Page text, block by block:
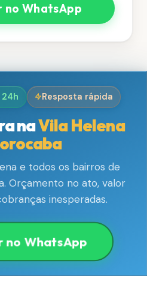
no WhatsApp
Resposta rápida
naVila Helena
e todos os bairros de
Orçamento no ato, valor
inesperadas.
no WhatsApp